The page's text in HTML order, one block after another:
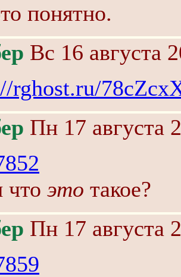
понятно.
Вс 16 августа
rghost.ru/
Пн 17 августа
это такое?
Пн 17 августа